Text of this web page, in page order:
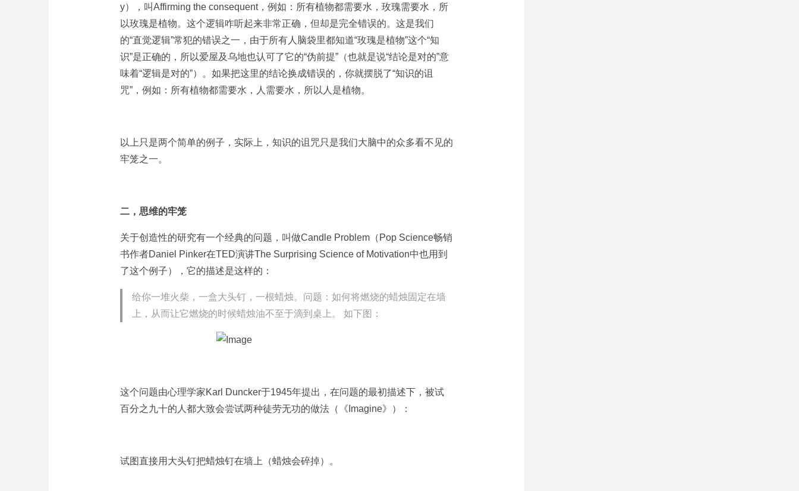
y），叫Affirming the consequent，例如：所有植物都需要水，玫瑰需要水，所
以玫瑰是植物。这个逻辑咋听起来非常正确，但却是完全错误的。这是我们
的“直觉逻辑”常犯的错误之一，由于所有人脑袋里都知道“玫瑰是植物”这个“知
识”是正确的，所以爱屋及乌地也认可了它的“伪前提”（也就是说“结论是对的”意
味着“逻辑是对的”）。如果把这里的结论换成错误的，你就摆脱了“知识的诅
咒”，例如：所有植物都需要水，人需要水，所以人是植物。
以上只是两个简单的例子，实际上，知识的诅咒只是我们大脑中的众多看不见的
牢笼之一。
二，思维的牢笼
关于创造性的研究有一个经典的问题，叫做Candle Problem（Pop Science畅销
书作者Daniel Pinker在TED演讲The Surprising Science of Motivation中也用到
了这个例子），它的描述是这样的：
给你一堆火柴，一盒大头钉，一根蜡烛。问题：如何将燃烧的蜡烛固定在墙
上，从而让它燃烧的时候蜡烛油不至于滴到桌上。 如下图：
这个问题由心理学家Karl Duncker于1945年提出，在问题的最初描述下，被试
百分之九十的人都大致会尝试两种徒劳无功的做法（《Imagine》）：
试图直接用大头钉把蜡烛钉在墙上（蜡烛会碎掉）。